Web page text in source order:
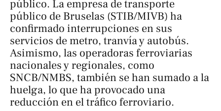
público. La empresa de transporte
público de Bruselas (STIB/MIVB) ha
confirmado interrupciones en sus
servicios de metro, tranvía y autobús.
Asimismo, las operadoras ferroviarias
nacionales y regionales, como
SNCB/NMBS, también se han sumado a la
huelga, lo que ha provocado una
reducción en el tráfico ferroviario.